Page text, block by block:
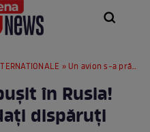
» Un avion s-a prăbușit în Rusia! Mai mulți piloți, dați dispăruți
în Rusia!
dispăruți